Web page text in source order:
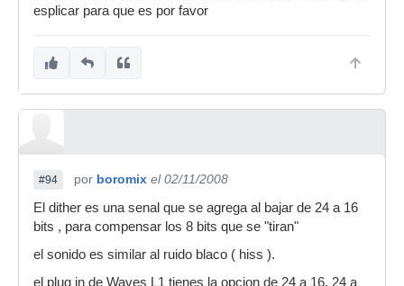
esplicar para que es por favor
#94 por boromix el 02/11/2008
El dither es una senal que se agrega al bajar de 24 a 16
bits , para compensar los 8 bits que se "tiran"
el sonido es similar al ruido blaco ( hiss ).
el plug in de Waves L1 tienes la opcion de 24 a 16, 24 a